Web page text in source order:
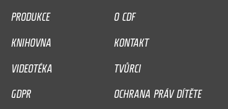
PRODUKCE
O CDF
KNIHOVNA
KONTAKT
VIDEOTÉKA
TVŮRCI
GDPR
OCHRANA PRÁV DÍTĚTE